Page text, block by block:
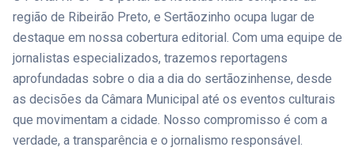
equipes de atendimento. Durante o trabalho de resgate e da
perícia, a estrada precisou ser parcialmente interditada. O
tráfego foi normalizado após a retirada dos veículos e a
conclusão dos atendimentos. As causas do acidente serão
investigadas pela Polícia Civil. Acompanhe as principais
Notícias de Ribeirão Preto e região no Portal RPSP, com
cobertura completa dos acontecimentos que impactam a
segurança e o trânsito. Leia a Matéria Completa no Portal
RPSP. Link na Bio. #Jornalismo #RibeiraoPreto #PortalRPSP
região de Ribeirão Preto, e Sertãozinho ocupa lugar de
destaque em nossa cobertura editorial. Com uma equipe de
jornalistas especializados, trazemos reportagens
aprofundadas sobre o dia a dia do sertãozinhense, desde
as decisões da Câmara Municipal até os eventos culturais
que movimentam a cidade. Nosso compromisso é com a
verdade, a transparência e o jornalismo responsável.